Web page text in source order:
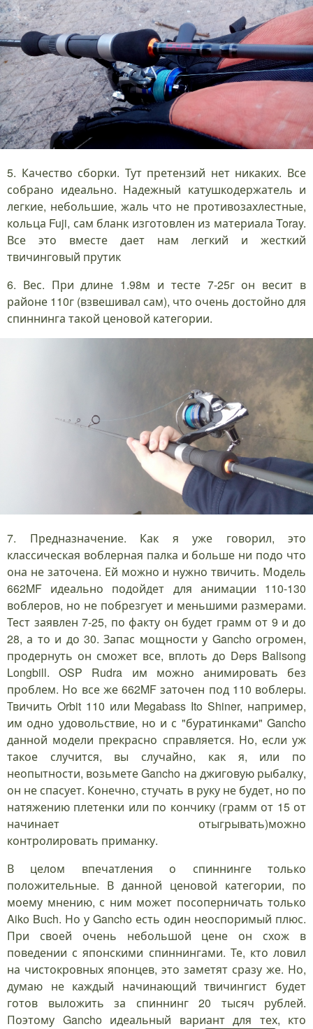
5. Качество сборки. Тут претензий нет никаких. Все
собрано идеально. Надежный катушкодержатель и
легкие, небольшие, жаль что не противозахлестные,
кольца Fuji, сам бланк изготовлен из материала Toray.
Все это вместе дает нам легкий и жесткий
твичинговый прутик
6. Вес. При длине 1.98м и тесте 7-25г он весит в
районе 110г (взвешивал сам), что очень достойно для
спиннинга такой ценовой категории.
7. Предназначение. Как я уже говорил, это
классическая воблерная палка и больше ни подо что
она не заточена. Ей можно и нужно твичить. Модель
662MF идеально подойдет для анимации 110-130
воблеров, но не побрезгует и меньшими размерами.
Тест заявлен 7-25, по факту он будет грамм от 9 и до
28, а то и до 30. Запас мощности у Gancho огромен,
продернуть он сможет все, вплоть до Deps Balisong
Longbill. OSP Rudra им можно анимировать без
проблем. Но все же 662MF заточен под 110 воблеры.
Твичить Orbit 110 или Megabass Ito Shiner, например,
им одно удовольствие, но и с "буратинками" Gancho
данной модели прекрасно справляется. Но, если уж
такое случится, вы случайно, как я, или по
неопытности, возьмете Gancho на джиговую рыбалку,
он не спасует. Конечно, стучать в руку не будет, но по
натяжению плетенки или по кончику (грамм от 15 от
начинает отыгрывать)можно
контролировать приманку.
В целом впечатления о спиннинге только
положительные. В данной ценовой категории, по
моему мнению, с ним может посоперничать только
Aiko Buch. Но у Gancho есть один неоспоримый плюс.
При своей очень небольшой цене он схож в
поведении с японскими спиннингами. Те, кто ловил
на чистокровных японцев, это заметят сразу же. Но,
думаю не каждый начинающий твичингист будет
готов выложить за спиннинг 20 тысяч рублей.
Поэтому Gancho идеальный вариант для тех, кто